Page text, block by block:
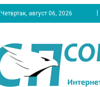
Четвртак, август 06, 2026